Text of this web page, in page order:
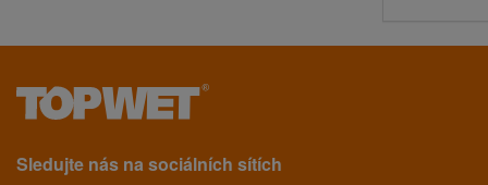
Sledujte nás na sociálních sítích